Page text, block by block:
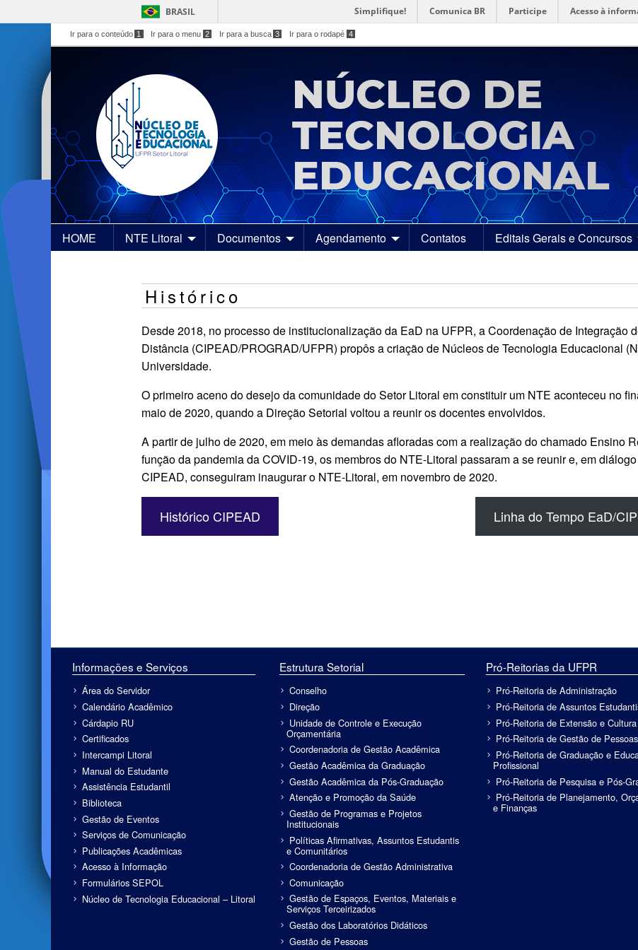
BRASIL Simplifique! Comunica BR Participe Acesso à
Ir para o conteúdo 1 Ir para o menu 2 Ir para a busca 3 Ir para o rodapé 4
HOME NTE Litoral Documentos Agendamento Contatos Editais Gerais e Concursos
Histórico
Desde 2018, no processo de institucionalização da EaD na UFPR, a Coordenação de Integração
Distância (CIPEAD/PROGRAD/UFPR) propôs a criação de Núcleos de Tecnologia Educacional
Universidade.
O primeiro aceno do desejo da comunidade do Setor Litoral em constituir um NTE aconteceu no
maio de 2020, quando a Direção Setorial voltou a reunir os docentes envolvidos.
A partir de julho de 2020, em meio às demandas afloradas com a realização do chamado Ensino
função da pandemia da COVID-19, os membros do NTE-Litoral passaram a se reunir e, em
CIPEAD, conseguiram inaugurar o NTE-Litoral, em novembro de 2020.
Histórico CIPEAD Linha do Tempo EaD/
Informações e Serviços
Área do Servidor
Calendário Acadêmico
Cárdapio RU
Certificados
Intercampi Litoral
Manual do Estudante
Assistência Estudantil
Biblioteca
Gestão de Eventos
Serviços de Comunicação
Publicações Acadêmicas
Acesso à Informação
Formulários SEPOL
Núcleo de Tecnologia Educacional – Litoral
Estrutura Setorial
Conselho
Direção
Unidade de Controle e Execução
Orçamentária
Coordenadoria de Gestão Acadêmica
Gestão Acadêmica da Graduação
Gestão Acadêmica da Pós-Graduação
Atenção e Promoção da Saúde
Gestão de Programas e Projetos
Institucionais
Políticas Afirmativas, Assuntos Estudantis
e Comunitários
Coordenadoria de Gestão Administrativa
Comunicação
Gestão de Espaços, Eventos, Materiais e
Serviços Terceirizados
Gestão dos Laboratórios Didáticos
Gestão de Pessoas
Pró-Reitorias da UFPR
Pró-Reitoria de Administração
Pró-Reitoria de Assuntos
Pró-Reitoria de Extensão e Cultura
Pró-Reitoria de Gestão de Pessoas
Pró-Reitoria de Graduação e
Profissional
Pró-Reitoria de Pesquisa e Pós-
Pró-Reitoria de Planejamento,
e Finanças